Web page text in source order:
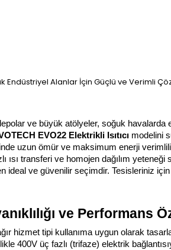
ve büyük atölyeler, soğuk havalarda
EVO22 Elektrikli Isıtıcı modelini
uzun ömür ve maksimum enerji
ısı transferi ve homojen dağılım
ideal ve güvenilir seçimdir. Tesisleriniz
ve Performans
hizmet tipi kullanıma uygun olarak
400V üç fazlı (trifaze) elektrik